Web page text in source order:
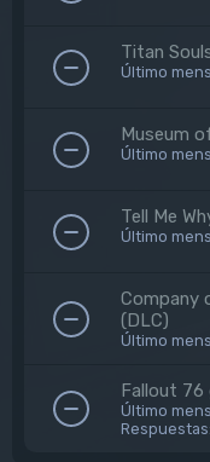
Titan
Último
Museum
Último
Tell Me
Último
Company
(DLC)
Último
Fallout 76
Último
Respuestas: